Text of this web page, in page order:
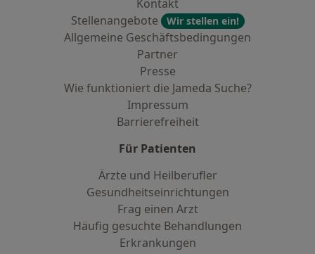
Kontakt
Stellenangebote
Wir stellen ein!
Allgemeine Geschäftsbedingungen
Partner
Presse
Wie funktioniert die Jameda Suche?
Impressum
Barrierefreiheit
Für Patienten
Ärzte und Heilberufler
Gesundheitseinrichtungen
Frag einen Arzt
Häufig gesuchte Behandlungen
Erkrankungen